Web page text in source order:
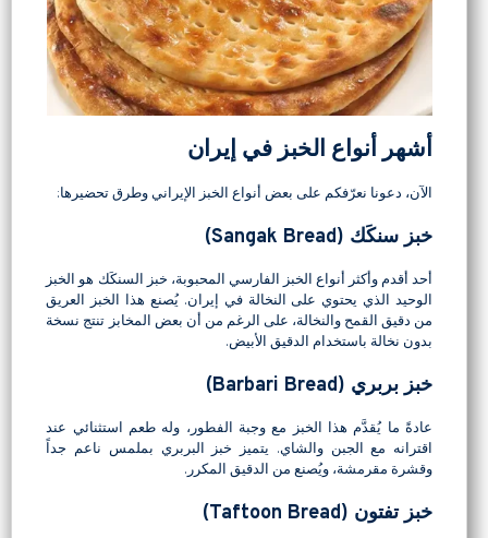
أشهر أنواع الخبز في إيران
الآن، دعونا نعرّفكم على بعض أنواع الخبز الإيراني وطرق تحضيرها:
خبز سنكَك (Sangak Bread)
أحد أقدم وأكثر أنواع الخبز الفارسي المحبوبة، خبز السنكَك هو الخبز
الوحيد الذي يحتوي على النخالة في إيران. يُصنع هذا الخبز العريق
من دقيق القمح والنخالة، على الرغم من أن بعض المخابز تنتج نسخة
بدون نخالة باستخدام الدقيق الأبيض.
خبز بربري (Barbari Bread)
عادةً ما يُقدَّم هذا الخبز مع وجبة الفطور، وله طعم استثنائي عند
اقترانه مع الجبن والشاي. يتميز خبز البربري بملمس ناعم جداً
وقشرة مقرمشة، ويُصنع من الدقيق المكرر.
خبز تفتون (Taftoon Bread)